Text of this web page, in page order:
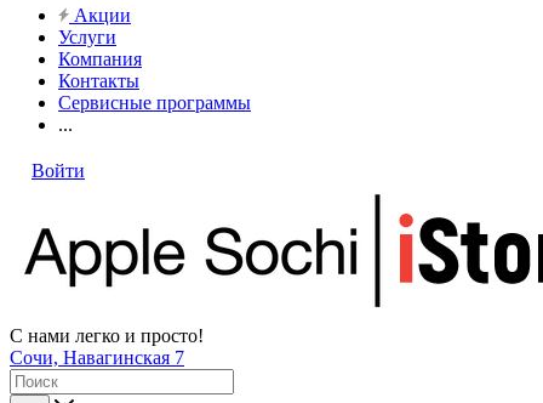
Акции
Услуги
Компания
Контакты
Сервисные программы
...
Войти
С нами легко и просто!
Сочи, Навагинская 7